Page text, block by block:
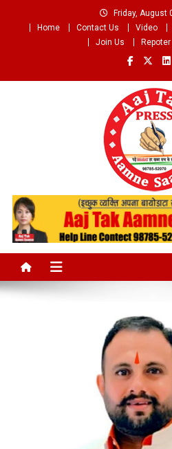
Friday, August
Home
Contact Us Video
Join Us
Aaj Tak Aamne